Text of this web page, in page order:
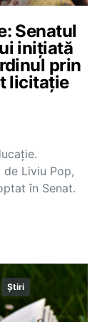
Senatul
inițiată
prin
licitație
Liviu Pop,
în Senat.
Știri